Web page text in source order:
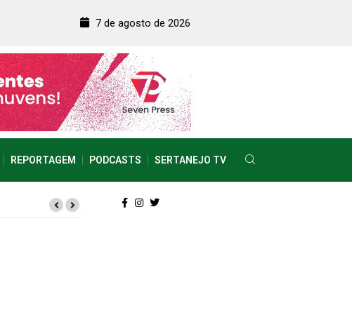
7 de agosto de 2026
REPORTAGEM PODCASTS SERTANEJO TV